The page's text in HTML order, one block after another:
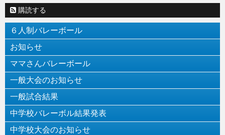
購読する
６人制バレーボール
お知らせ
ママさんバレーボール
一般大会のお知らせ
一般試合結果
中学校バレーボル結果発表
中学校大会のお知らせ